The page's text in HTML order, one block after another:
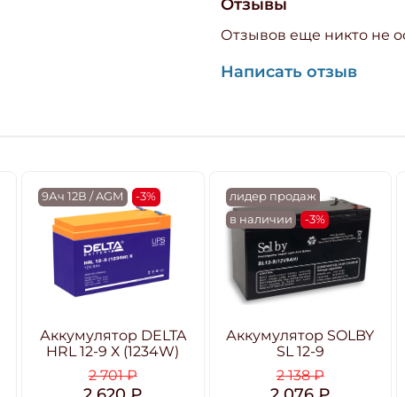
Отзывы
Отзывов еще никто не
Написать отзыв
9Ач 12В / AGM -3%
Аккумулятор DELTA
HRL 12-9 Х (1234W)
2 701 ₽
лидер продаж
в наличии
-3%
Аккумулятор SOLBY
SL 12-9
2 138 ₽